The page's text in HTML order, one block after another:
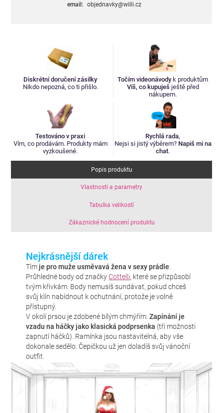
email: objednavky@willi.cz
Diskrétní doručení zásilky
Nikdo nepozná, co ti přišlo.
Točím videonávody k produktům
Víš, co kupuješ ještě před
nákupem.
Testováno v praxi
Vím, co prodávám. Produkty mám
vyzkoušené.
Rychlá rada,
Nejsi si jistý výběrem? Napiš mi na
chat.
Popis produktu
Vlastnosti a parametry
Tabulka velikostí
Zákaznické hodnocení produktu
Nejkrásnější dárek
Tím je pro muže usměvavá žena v sexy prádle.
Průhledné body od značky Cottelli, které se přizpůsobí
tvým křivkám. Body nemusíš sundávat, pokud chceš
svůj klín nabídnout k ochutnání, protože je volně
přístupný.
V okolí prsou je zdobené bílým chmýřím.Zapínání je
vzadu na háčky jako klasická podprsenka (tři možnosti
zapnutí háčků). Ramínka jsou nastavitelná, aby vše
dokonale sedělo. Čepičkou už jen doladíš svůj vánoční
outfit.